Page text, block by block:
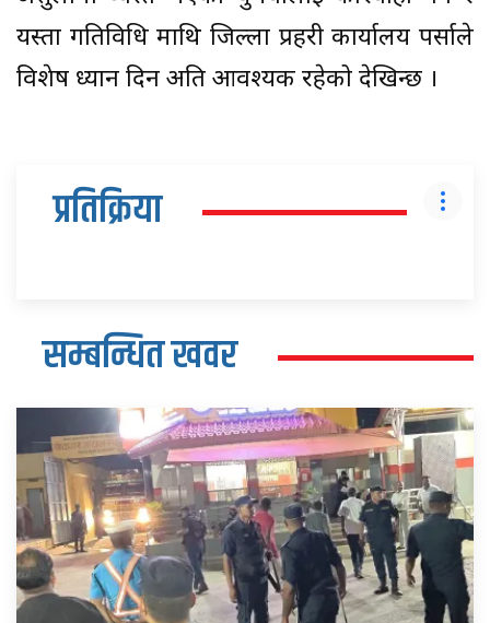
यस्ता गतिविधि माथि जिल्ला प्रहरी कार्यालय पर्साले
विशेष ध्यान दिन अति आवश्यक रहेको देखिन्छ ।
प्रतिक्रिया
सम्बन्धित खवर